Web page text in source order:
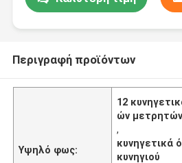
Περιγραφή προϊόντων
Υψηλό φως:
12
ών μετρητών
,
κυνηγετικά
κυνηγιού